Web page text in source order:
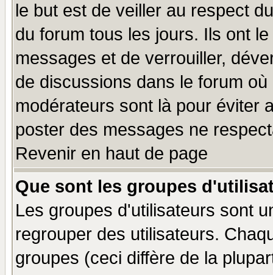
le but est de veiller au respect
du forum tous les jours. Ils ont
messages et de verrouiller,
de discussions dans le forum
modérateurs sont là pour éviter
poster des messages ne
Revenir en haut de page
Que sont les groupes
Les groupes d'utilisateurs sont
regrouper des utilisateurs.
groupes (ceci diffère de la